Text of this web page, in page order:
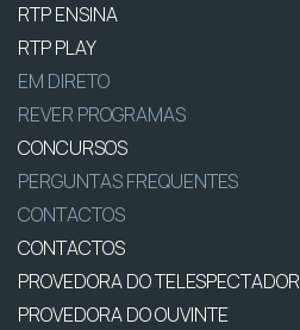
RTP ENSINA
RTP PLAY
EM DIRETO
REVER PROGRAMAS
CONCURSOS
PERGUNTAS FREQUENTES
CONTACTOS
CONTACTOS
PROVEDORA DO TELESPECTADOR
PROVEDORA DO OUVINTE